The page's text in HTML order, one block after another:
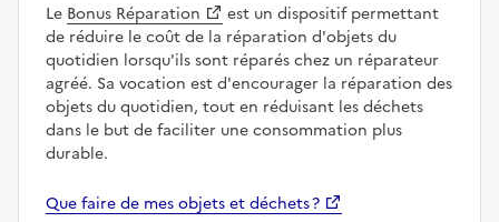
Le Bonus Réparation
est un dispositif permettant
de réduire le coût de la réparation d'objets du
quotidien lorsqu'ils sont réparés chez un réparateur
agréé. Sa vocation est d'encourager la réparation des
objets du quotidien, tout en réduisant les déchets
dans le but de faciliter une consommation plus
durable.
Que faire de mes objets et déchets ?